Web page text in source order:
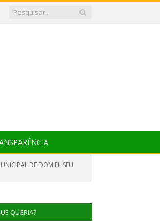
DE DOM ELISEU
QUERIA?